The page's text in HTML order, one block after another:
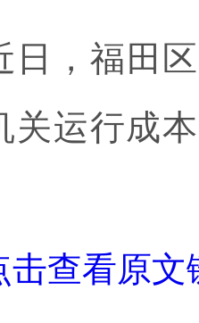
日，福田
关运行成
击查看原文